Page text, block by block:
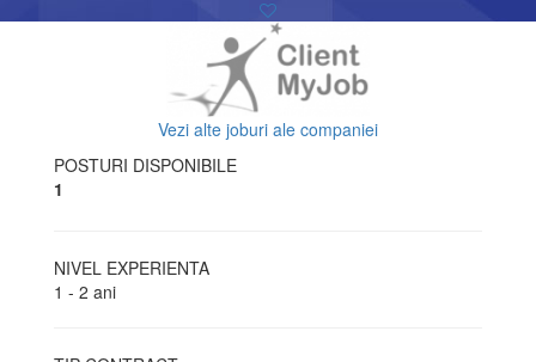
Vezi alte joburi ale companiei
POSTURI DISPONIBILE
1
NIVEL EXPERIENTA
1 - 2 ani